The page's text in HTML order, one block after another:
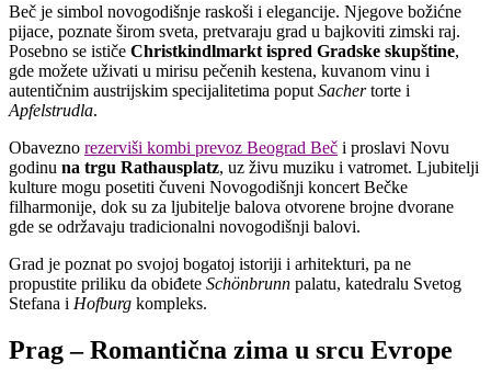
Beč je simbol novogodišnje raskoši i elegancije. Njegove božićne
pijace, poznate širom sveta, pretvaraju grad u bajkoviti zimski raj.
Posebno se ističe Christkindlmarkt ispred Gradske skupštine,
gde možete uživati u mirisu pečenih kestena, kuvanom vinu i
autentičnim austrijskim specijalitetima poput Sachertorte i
Apfelstrudla.
Obavezno rezerviši kombi prevoz Beograd Beč i proslavi Novu
godinu na trgu Rathausplatz, uz živu muziku i vatromet. Ljubitelji
kulture mogu posetiti čuveni Novogodišnji koncert Bečke
filharmonije, dok su za ljubitelje balova otvorene brojne dvorane
gde se održavaju tradicionalni novogodišnji balovi.
Grad je poznat po svojoj bogatoj istoriji i arhitekturi, pa ne
propustite priliku da obiđete Schönbrunn palatu, katedralu Svetog
Stefana i Hofburg kompleks.
Prag – Romantična zima u srcu Evrope